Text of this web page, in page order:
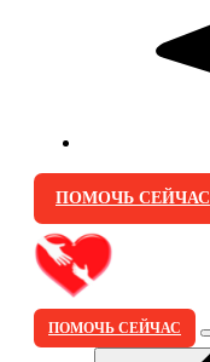
ПОМОЧЬ СЕЙЧАС
ПОМОЧЬ СЕЙЧАС